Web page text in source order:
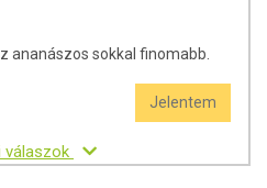
ananászos sokkal finomabb.
Jelentem
válaszok